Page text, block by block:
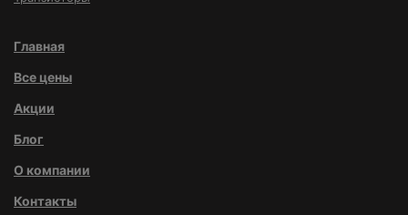
Главная
Все цены
Акции
Блог
О компании
Контакты